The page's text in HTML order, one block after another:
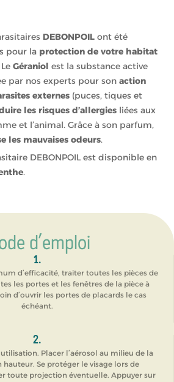
DEBONPOIL ont été
pour la protection de votre habitat
Géraniol est la substance active
par nos experts pour son action
externes (puces, tiques et
les risques d’allergies liées aux
et l’animal. Grâce à son parfum,
les mauvaises odeurs.
DEBONPOIL est disponible en
.
d’emploi
1.
d’efficacité, traiter toutes les pièces de
les portes et les fenêtres de la pièce à
d’ouvrir les portes de placards le cas
échéant.
2.
Placer l’aérosol au milieu de la
hauteur. Se protéger le visage lors de
toute projection éventuelle. Appuyer sur